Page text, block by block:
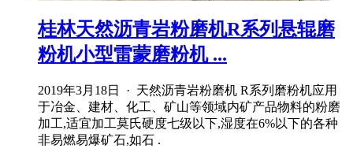
桂林天然沥青岩粉磨机R系列悬辊磨
粉机小型雷蒙磨粉机 ...
2019年3月18日 · 天然沥青岩粉磨机 R系列磨粉机应用
于冶金、建材、化工、矿山等领域内矿产品物料的粉磨
加工,适宜加工莫氏硬度七级以下,湿度在6%以下的各种
非易燃易爆矿石,如石 .